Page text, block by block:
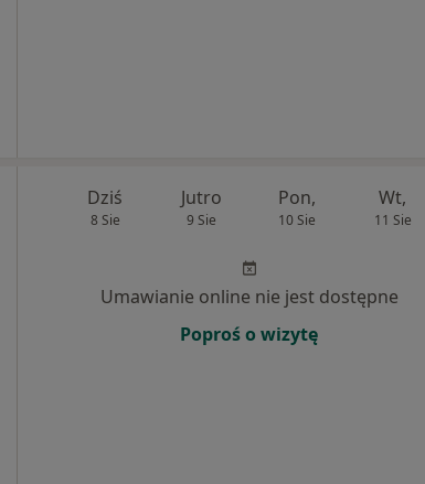
Dziś
8 Sie
Jutro
9 Sie
Pon,
10 Sie
Wt,
11 Sie
Umawianie online nie jest dostępne
Poproś o wizytę